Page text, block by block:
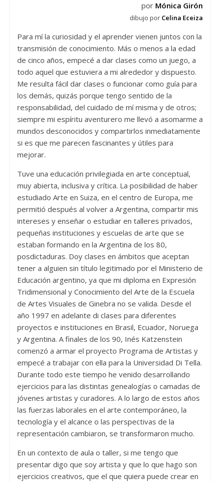
por Mónica Girón
dibujo por Celina Eceiza
Para mí la curiosidad y el aprender vienen juntos con la
transmisión de conocimiento. Más o menos a la edad
de cinco años, empecé a dar clases como un juego, a
todo aquel que estuviera a mi alrededor y dispuesto.
Me resulta fácil dar clases o funcionar como guía para
los demás, quizás porque tengo sentido de la
responsabilidad, del cuidado de mí misma y de otros;
siempre mi espíritu aventurero me llevó a asomarme a
mundos desconocidos y compartirlos inmediatamente
si es que me parecen fascinantes y útiles para
mejorar.
Tuve una educación privilegiada en arte conceptual,
muy abierta, inclusiva y crítica. La posibilidad de haber
estudiado Arte en Suiza, en el centro de Europa, me
permitió después al volver a Argentina, compartir mis
intereses y enseñar o estudiar en talleres privados,
pequeñas instituciones y escuelas de arte que se
estaban formando en la Argentina de los 80,
posdictaduras. Doy clases en ámbitos que aceptan
tener a alguien sin título legitimado por el Ministerio de
Educación argentino, ya que mi diploma en Expresión
Tridimensional y Conocimiento del Arte de la Escuela
de Artes Visuales de Ginebra no se valida. Desde el
año 1997 en adelante di clases para diferentes
proyectos e instituciones en Brasil, Ecuador, Noruega
y Argentina. A finales de los 90, Inés Katzenstein
comenzó a armar el proyecto Programa de Artistas y
empecé a trabajar con ella para la Universidad Di Tella.
Durante todo este tiempo he venido desarrollando
ejercicios para las distintas genealogías o camadas de
jóvenes artistas y curadores. A lo largo de estos años
las fuerzas laborales en el arte contemporáneo, la
tecnología y el alcance o las perspectivas de la
representación cambiaron, se transformaron mucho.
En un contexto de aula o taller, si me tengo que
presentar digo que soy artista y que lo que hago son
ejercicios creativos, que el que quiera puede crear en